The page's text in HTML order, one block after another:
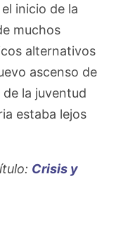
inicio de la
muchos
alternativos
ascenso de
la juventud
estaba lejos
Crisis y